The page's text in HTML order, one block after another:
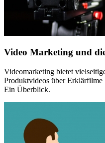
Video Marketing und
Videomarketing bietet
Produktvideos über
Ein Überblick.